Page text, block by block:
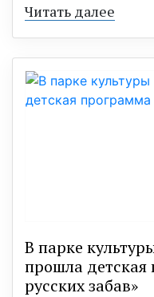
Читать далее
В парке
прошла детская
русских забав»